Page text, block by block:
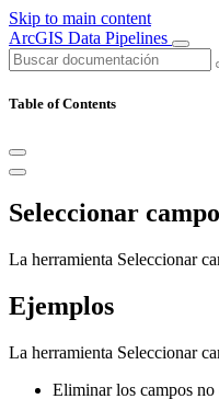
Skip to main content
ArcGIS Data Pipelines
Table of Contents
Seleccionar
La herramienta Seleccionar
Ejemplos
La herramienta Seleccionar
Eliminar los campos no